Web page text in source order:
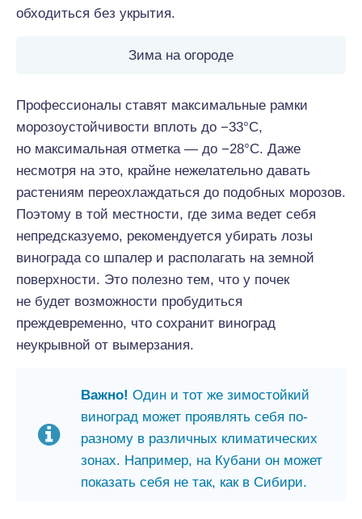
обходиться без укрытия.
Зима на огороде
Профессионалы ставят максимальные рамки
морозоустойчивости вплоть до −33°С,
но максимальная отметка — до −28°С. Даже
несмотря на это, крайне нежелательно давать
растениям переохлаждаться до подобных морозов.
Поэтому в той местности, где зима ведет себя
непредсказуемо, рекомендуется убирать лозы
винограда со шпалер и располагать на земной
поверхности. Это полезно тем, что у почек
не будет возможности пробудиться
преждевременно, что сохранит виноград
неукрывной от вымерзания.
Важно! Один и тот же зимостойкий
виноград может проявлять себя по-
разному в различных климатических
зонах. Например, на Кубани он может
показать себя не так, как в Сибири.